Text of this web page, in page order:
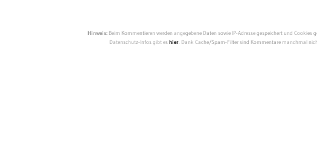
Hinweis:Beim Kommentieren werden angegebene Daten sowie IP-Adresse gespeichert und
Datenschutz-Infos gibt eshier. Dank Cache/Spam-Filter sind Kommentare manchmal